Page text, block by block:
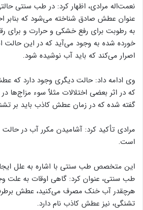
نعمت‌اله مرادی، اظهار کرد: در طب سنتی
عنوان عطش صادق شناخته می‌شود که بنابر
به رطوبت برای رفع خشکی و حرارت و برای
خورده شده به وجود می‌آید که در این
اصرار می‌کند که باید آب نوشیده شود.
وی ادامه داد: حالت دیگری وجود دارد که
که در اثر بعضی اختلالات مثلاٌ سوء مزاج‌ها
گفته شده که در زمان عطش کاذب باید بر
مرادی تأکید کرد: آشامیدن مکرر آب در
است.
این متخصص طب سنتی با اشاره به علل
طب سنتی، عنوان کرد: گاهی اوقات به علت
هرچقدر آب خنک مصرف می‌کنید، عطش
تشنگی، نیز عطش کاذب نام دارد.